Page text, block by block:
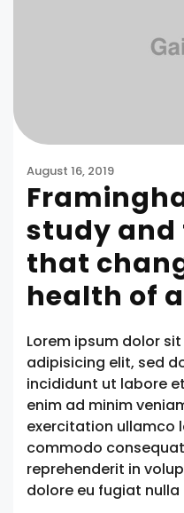
August 16, 2019
study and
that
health of
Lorem ipsum dolor
adipisicing elit, sed
incididunt ut labore
enim ad minim
exercitation ullamco
commodo
reprehenderit in
dolore eu fugiat